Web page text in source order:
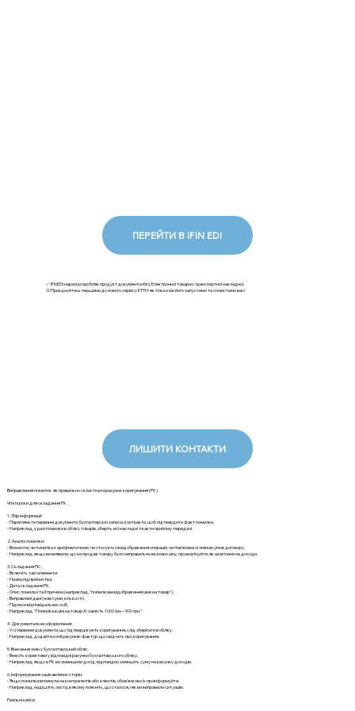
ПЕРЕЙТИ В IFIN EDI
✅ iFinEDI наразі розробляє продукт документообігу Електронної товарно-транспортної накладної.
💡Приєднуйтесь першими до нового сервісу ЕТТН: як тільки ми його запустимо та сповістимо вас!
ЛИШИТИ КОНТАКТИ
Виправлення помилок: як правильно скласти розрахунок коригування (РК)
Чіткі кроки для складання РК
1. Збір інформації:
- Перегляньте первинні документи, бухгалтерські записи, контракти, щоб підтвердити факт помилки.
- Наприклад, у разі помилки в обліку товарів, зберіть всі накладні та акти прийому-передачі.
2. Аналіз помилки:
- Визначте, чи помилка є арифметичною, чи стосується відображення операцій, чи пов’язана зі зміною умов договору.
- Наприклад, якщо ви виявили, що на продаж товару було неправильно вказано ціну, проаналізуйте, як це вплине на доходи.
3. Складання РК:
- Включіть такі елементи:
- Назва підприємства.
- Дата складання РК.
- Опис помилки та її причина (наприклад, "помилкове відображення ціни на товар").
- Виправлені дані (нові суми, кількості).
- Підписи відповідальних осіб.
- Наприклад, "Помилка в ціні на товар А: замість 1000 грн – 900 грн."
4. Документальне оформлення:
- Усі первинні документи, що підтверджують коригування, слід зберігати в обліку.
- Наприклад, додайте копії рахунків-фактур, що свідчать про коригування.
5. Внесення змін у бухгалтерський облік:
- Внесіть корективи у відповідні рахунки бухгалтерського обліку.
- Наприклад, якщо в РК ви зменшили дохід, відповідно зменшіть суму на рахунку доходів.
6. Інформування зацікавлених сторін:
- Якщо помилка вплинула на контрагентів або клієнтів, обов'язково їх проінформуйте.
- Наприклад, надішліть листа, в якому поясніть, що сталося, і як ви виправили ситуацію.
Реальні кейси